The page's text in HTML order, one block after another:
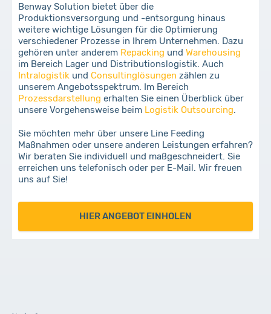
Benway Solution bietet über die
Produktionsversorgung und -entsorgung hinaus
weitere wichtige Lösungen für die Optimierung
verschiedener Prozesse in Ihrem Unternehmen. Dazu
gehören unter anderem Repacking und Warehousing
im Bereich Lager und Distributionslogistik. Auch
Intralogistik und Consultinglösungen zählen zu
unserem Angebotsspektrum. Im Bereich
Prozessdarstellung erhalten Sie einen Überblick über
unsere Vorgehensweise beim Logistik Outsourcing.
Sie möchten mehr über unsere Line Feeding
Maßnahmen oder unsere anderen Leistungen erfahren?
Wir beraten Sie individuell und maßgeschneidert. Sie
erreichen uns telefonisch oder per E-Mail. Wir freuen
uns auf Sie!
HIER ANGEBOT EINHOLEN